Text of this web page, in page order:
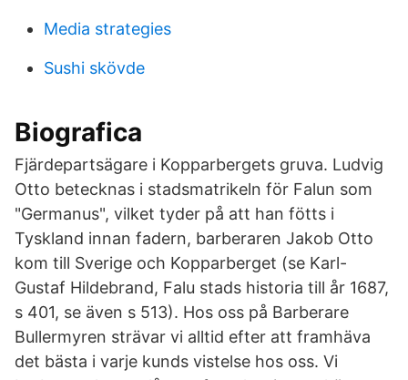
Media strategies
Sushi skövde
Biografica
Fjärdepartsägare i Kopparbergets gruva. Ludvig
Otto betecknas i stadsmatrikeln för Falun som
"Germanus", vilket tyder på att han fötts i
Tyskland innan fadern, barberaren Jakob Otto
kom till Sverige och Kopparberget (se Karl-
Gustaf Hildebrand, Falu stads historia till år 1687,
s 401, se även s 513). Hos oss på Barberare
Bullermyren strävar vi alltid efter att framhäva
det bästa i varje kunds vistelse hos oss. Vi